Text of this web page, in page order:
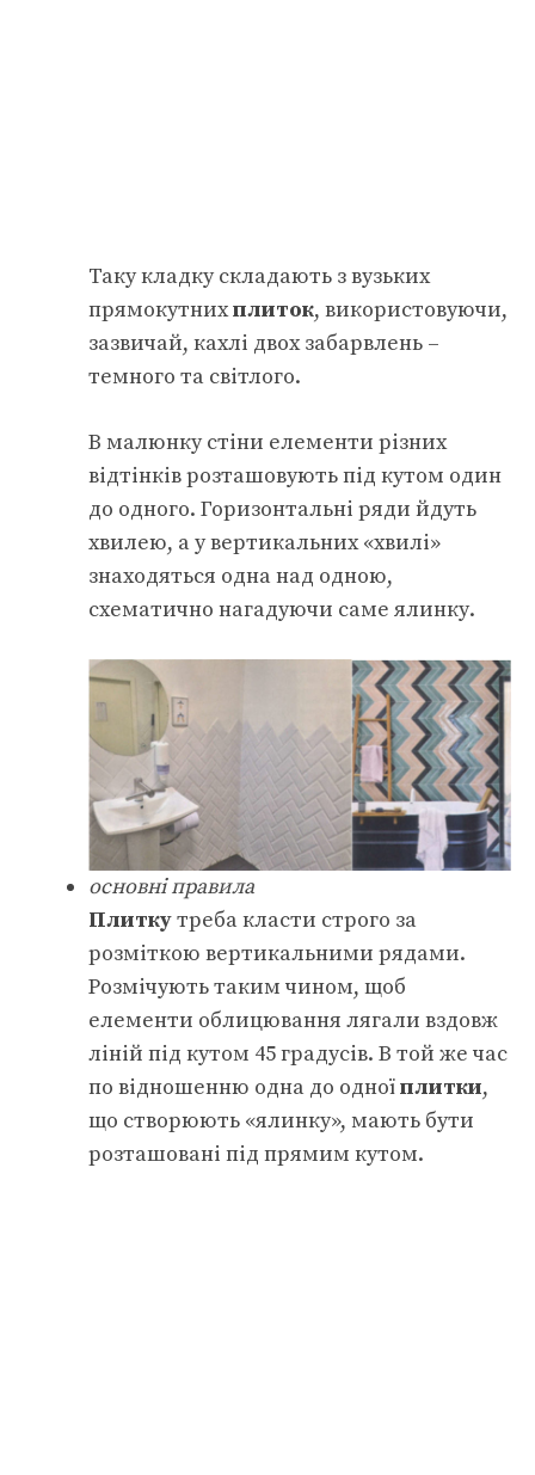
Таку кладку складають з вузьких
прямокутнихплиток, використовуючи,
зазвичай, кахлі двох забарвлень –
темного та світлого.
В малюнку стіни елементи різних
відтінків розташовують під кутом один
до одного. Горизонтальні ряди йдуть
хвилею, а у вертикальних «хвилі»
знаходяться одна над одною,
схематично нагадуючи саме ялинку.
основні правила
Плиткутреба класти строго за
розміткою вертикальними рядами.
Розмічують таким чином, щоб
елементи облицювання лягали вздовж
ліній під кутом 45 градусів. В той же час
по відношенню одна до одноїплитки,
що створюють «ялинку», мають бути
розташовані під прямим кутом.